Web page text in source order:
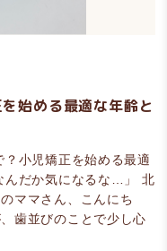
始める最適な年齢と
？小児矯正を始める最適
んだか気になるな…」 北
ママさん、こんにち
歯並びのことで少し心